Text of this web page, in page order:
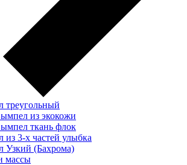
треугольный
из экокожи
ткань флок
3-х частей улыбка
Узкий (Бахрома)
массы